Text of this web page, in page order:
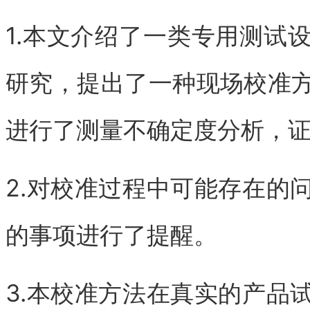
1.本文介绍了一类专用测试
研究，提出了一种现场校准
进行了测量不确定度分析，
2.对校准过程中可能存在的
的事项进行了提醒。
3.本校准方法在真实的产品